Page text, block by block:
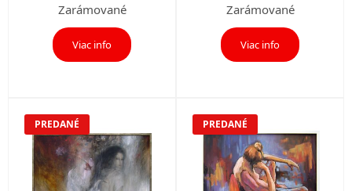
Zarámované
Viac info
Zarámované
Viac info
PREDANÉ PREDANÉ